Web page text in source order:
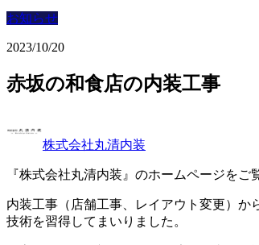
お知らせ
2023/10/20
赤坂の和食店の内装工事
株式会社丸清内装
『株式会社丸清内装』のホームページを
内装工事（店舗工事、レイアウト変更）
技術を習得してまいりました。